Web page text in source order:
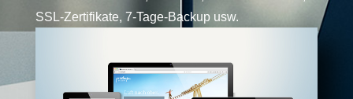
SSL-Zertifikate, 7-Tage-Backup usw.